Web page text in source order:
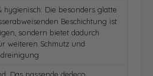
hygienisch: Die besonders glatte
Beschichtung ist
sondern bietet dadurch
weiteren Schmutz und